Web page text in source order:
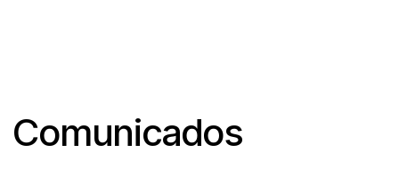
Comunicados